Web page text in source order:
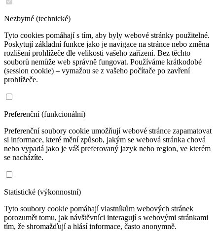
Nezbytné (technické)
Tyto cookies pomáhají s tím, aby byly webové stránky použitelné.
Poskytují základní funkce jako je navigace na stránce nebo změna
rozlišení prohlížeče dle velikosti vašeho zařízení. Bez těchto
souborů nemůže web správně fungovat. Používáme krátkodobé
(session cookie) – vymažou se z vašeho počítače po zavření
prohlížeče.
Preferenční (funkcionální)
Preferenční soubory cookie umožňují webové stránce zapamatovat
si informace, které mění způsob, jakým se webová stránka chová
nebo vypadá jako je váš preferovaný jazyk nebo region, ve kterém
se nacházíte.
Statistické (výkonnostní)
Tyto soubory cookie pomáhají vlastníkům webových stránek
porozumět tomu, jak návštěvníci interagují s webovými stránkami
tím, že shromažďují a hlásí informace, často anonymně.